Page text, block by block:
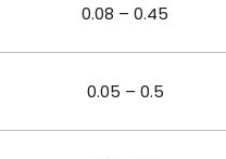
0.08 – 0.45
0.05 – 0.5